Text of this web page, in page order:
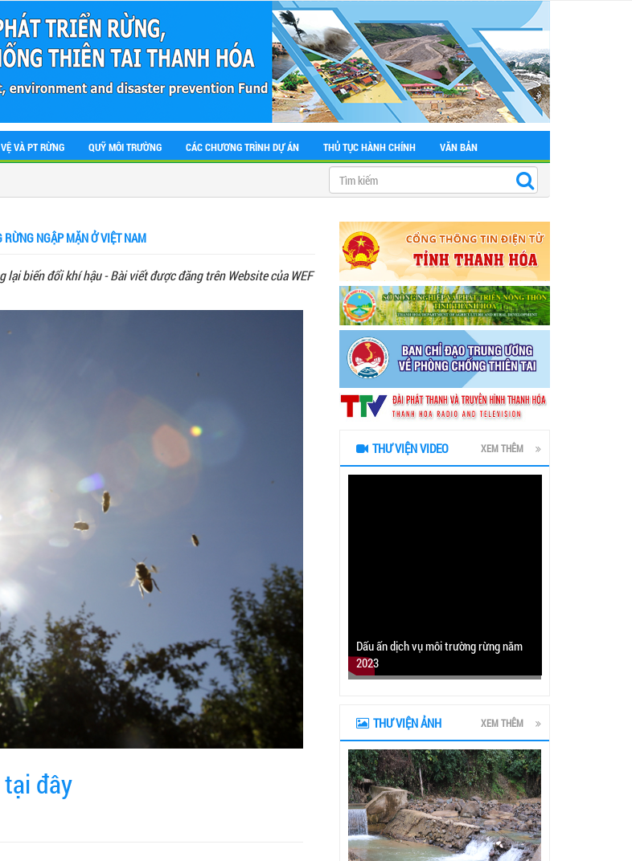
VÀ PT RỪNG QUỸ MÔI TRƯỜNG CÁC CHƯƠNG TRÌNH DỰ ÁN THỦ TỤC HÀNH CHÍNH VĂN BẢN
NGẬP MẶN Ở VIỆT NAM
biến đổi khí hậu - Bài viết được đăng trên Website của WEF
tại đây
THƯ VIỆN VIDEO XEM THÊM
Dấu ấn dịch vụ môi trường rừng năm
2023
THƯ VIỆN ẢNH XEM THÊM